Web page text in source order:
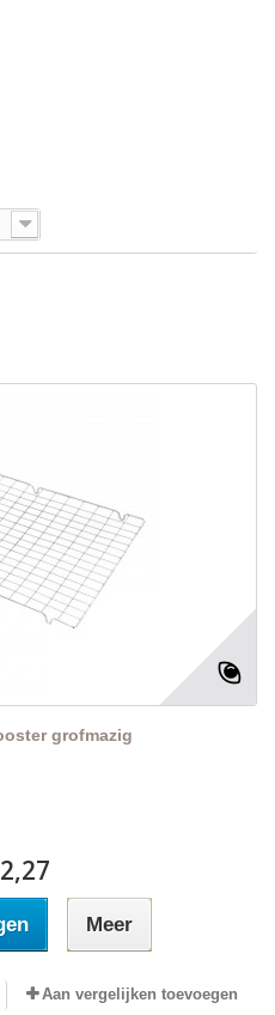
grofmazig
Meer
Aan vergelijken toevoegen